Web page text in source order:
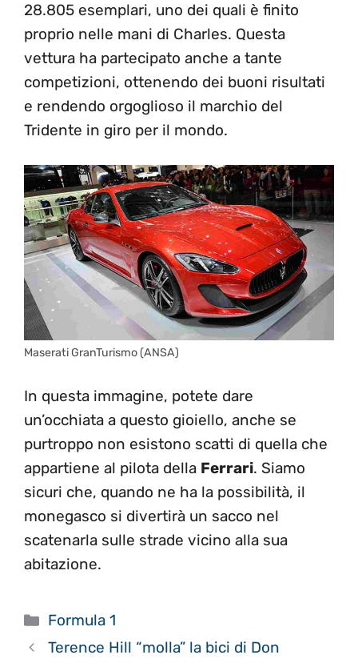
28.805 esemplari, uno dei quali è finito
proprio nelle mani di Charles. Questa
vettura ha partecipato anche a tante
competizioni, ottenendo dei buoni risultati
e rendendo orgoglioso il marchio del
Tridente in giro per il mondo.
Maserati GranTurismo (ANSA)
In questa immagine, potete dare
un’occhiata a questo gioiello, anche se
purtroppo non esistono scatti di quella che
appartiene al pilota della Ferrari. Siamo
sicuri che, quando ne ha la possibilità, il
monegasco si divertirà un sacco nel
scatenarla sulle strade vicino alla sua
abitazione.
Categorie
Formula 1
Terence Hill “molla” la bici di Don